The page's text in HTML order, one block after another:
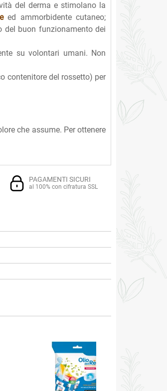
del derma e stimolano la
ed ammorbidente cutaneo;
del buon funzionamento dei
su volontari umani. Non
contenitore del rossetto) per
che assume. Per ottenere
PAGAMENTI SICURI
al 100% con cifratura SSL